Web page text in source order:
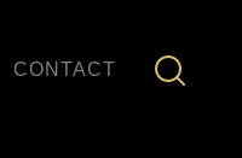
CONTACT